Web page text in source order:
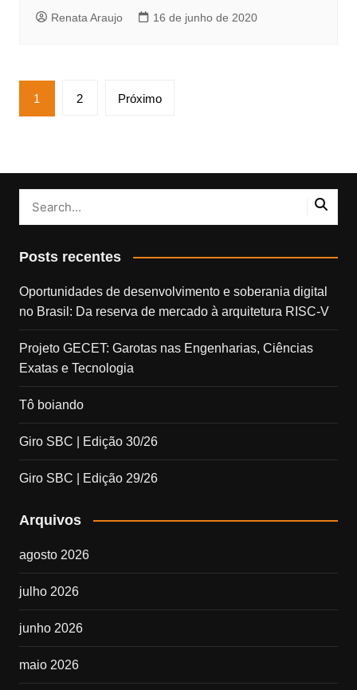
Renata Araujo 16 de junho de 2020
Paginação
de
1 2 Próximo
Posts recentes
Oportunidades de desenvolvimento e soberania digital
no Brasil: Da reserva de mercado à arquitetura RISC-V
Projeto GECET: Garotas nas Engenharias, Ciências
Exatas e Tecnologia
Tô boiando
Giro SBC | Edição 30/26
Giro SBC | Edição 29/26
Arquivos
agosto 2026
julho 2026
junho 2026
maio 2026